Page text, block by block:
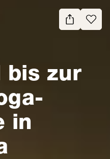
bis zur
in